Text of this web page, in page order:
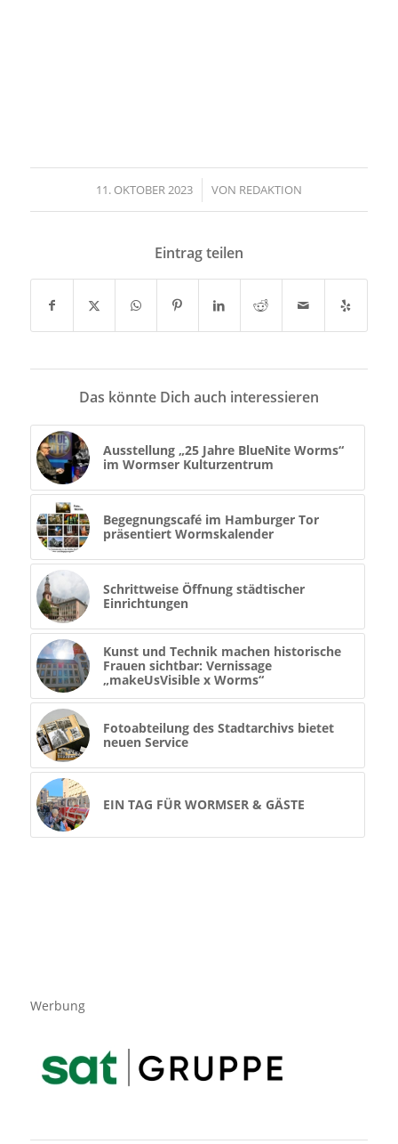
11. OKTOBER 2023
/ VON REDAKTION
Eintrag teilen
Das könnte Dich auch interessieren
Ausstellung „25 Jahre BlueNite Worms“
im Wormser Kulturzentrum
Begegnungscafé im Hamburger Tor
präsentiert Wormskalender
Schrittweise Öffnung städtischer
Einrichtungen
Kunst und Technik machen historische
Frauen sichtbar: Vernissage
„makeUsVisible x Worms“
Fotoabteilung des Stadtarchivs bietet
neuen Service
EIN TAG FÜR WORMSER & GÄSTE
Werbung